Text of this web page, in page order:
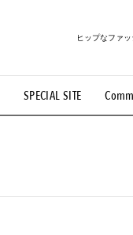
SPECIAL SITE
ヒップなファ
#路地裏てぃーん。
#MOVIE #LIFESTYLE